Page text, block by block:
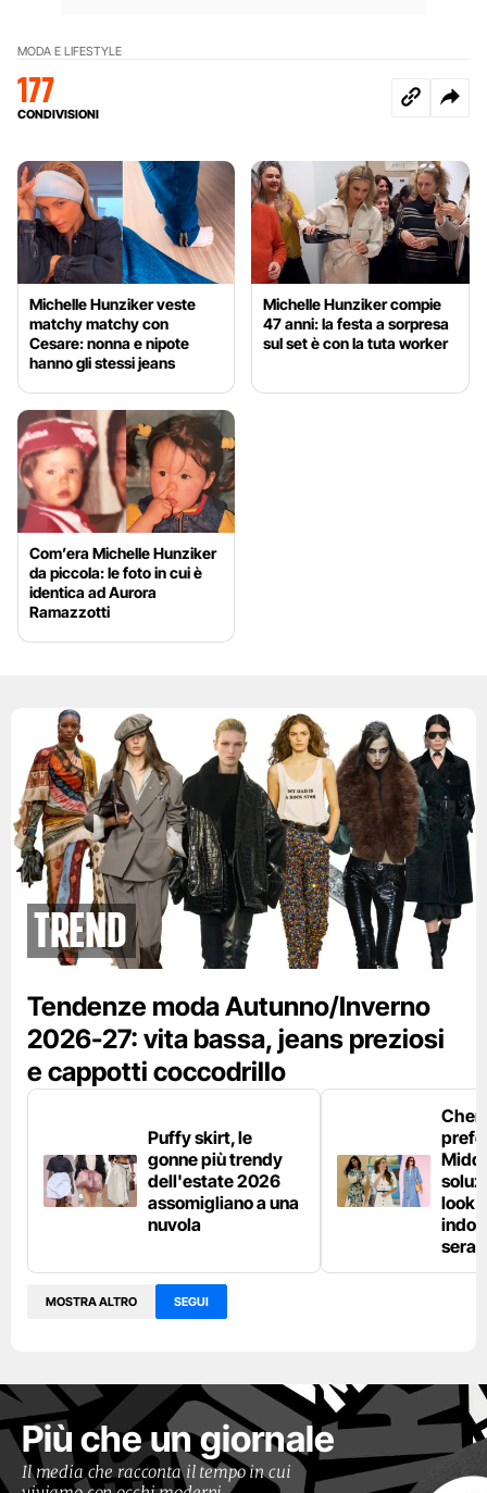
MODA E LIFESTYLE
177
CONDIVISIONI
Michelle Hunziker veste
matchy matchy con
Cesare: nonna e nipote
hanno gli stessi jeans
Michelle Hunziker compie
47 anni: la festa a sorpresa
sul set è con la tuta worker
Com’era Michelle Hunziker
da piccola: le foto in cui è
identica ad Aurora
Ramazzotti
Trend
Tendenze moda Autunno/Inverno
2026-27: vita bassa, jeans preziosi
e cappotti coccodrillo
Puffy skirt, le
gonne più trendy
dell'estate 2026
assomigliano a una
nuvola
look
sera
MOSTRA ALTRO SEGUI
Più che un giornale
Il media che racconta il tempo in cui